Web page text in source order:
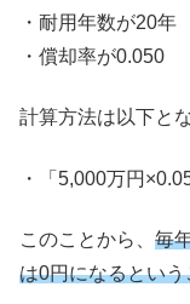
・耐用年数が20年
・償却率が0.050
計算方法は以下と
・「5,000万円
このことから、 毎
は0円になるとい